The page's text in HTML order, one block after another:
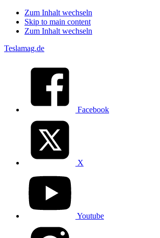
Zum Inhalt wechseln
Skip to main content
Zum Inhalt wechseln
Teslamag.de
Facebook
X
Youtube